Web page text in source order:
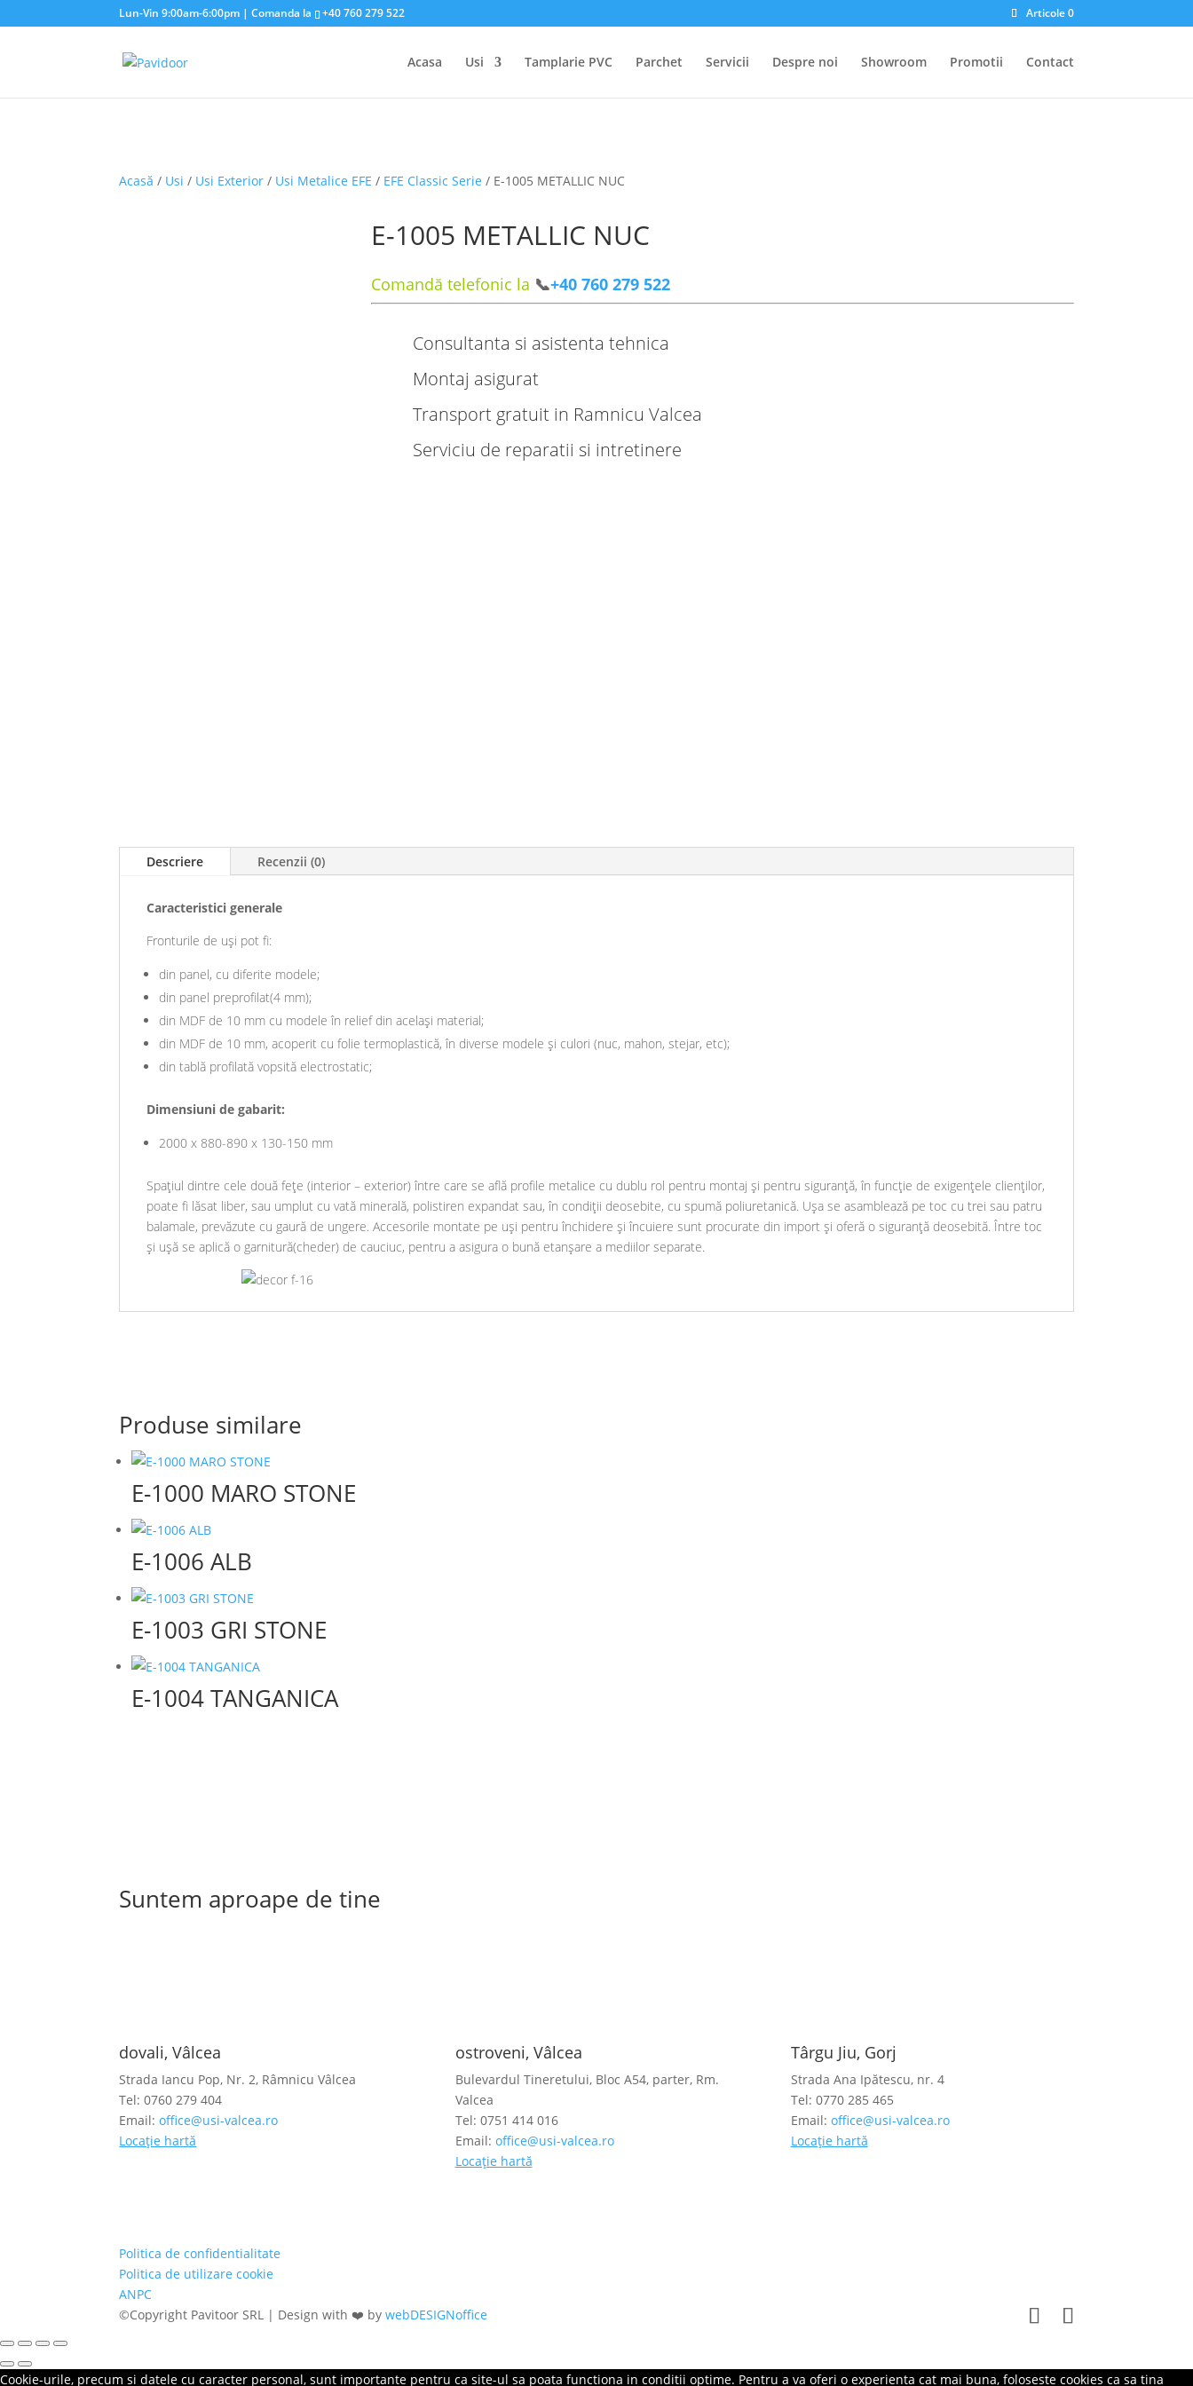
Lun-Vin 9:00am-6:00pm | Comanda la +40 760 279 522 Articole 0
Acasa Usi Tamplarie PVC Parchet Servicii Despre noi Showroom Promotii Contact
Acasă / Usi / Usi Exterior / Usi Metalice EFE / EFE Classic Serie / E-1005 METALLIC NUC
E-1005 METALLIC NUC
Comandă telefonic la 📞+40 760 279 522
Consultanta si asistenta tehnica
Montaj asigurat
Transport gratuit in Ramnicu Valcea
Serviciu de reparatii si intretinere
Descriere Recenzii (0)
Caracteristici generale
Fronturile de uși pot fi:
din panel, cu diferite modele;
din panel preprofilat(4 mm);
din MDF de 10 mm cu modele în relief din același material;
din MDF de 10 mm, acoperit cu folie termoplastică, în diverse modele și culori (nuc, mahon, stejar, etc);
din tablă profilată vopsită electrostatic;
Dimensiuni de gabarit:
2000 x 880-890 x 130-150 mm
Spațiul dintre cele două fețe (interior – exterior) între care se află profile metalice cu dublu rol pentru montaj și pentru siguranță, în funcție de exigențele clienților,
poate fi lăsat liber, sau umplut cu vată minerală, polistiren expandat sau, în condiții deosebite, cu spumă poliuretanică. Ușa se asamblează pe toc cu trei sau patru
balamale, prevăzute cu gaură de ungere. Accesorile montate pe uși pentru închidere și încuiere sunt procurate din import și oferă o siguranță deosebită. Între toc
și ușă se aplică o garnitură(cheder) de cauciuc, pentru a asigura o bună etanșare a mediilor separate.
Produse similare
E-1000 MARO STONE
E-1006 ALB
E-1003 GRI STONE
E-1004 TANGANICA
Suntem aproape de tine
dovali, Vâlcea
Strada Iancu Pop, Nr. 2, Râmnicu Vâlcea
Tel: 0760 279 404
Email:office@usi-valcea.ro
Locație hartă
ostroveni, Vâlcea
Bulevardul Tineretului, Bloc A54, parter, Rm.
Valcea
Tel: 0751 414 016
Email: office@usi-valcea.ro
Locație hartă
Târgu Jiu, Gorj
Strada Ana Ipătescu, nr. 4
Tel: 0770 285 465
Email: office@usi-valcea.ro
Locație hartă
Politica de confidentialitate
Politica de utilizare cookie
ANPC
©Copyright Pavitoor SRL | Design with ❤️ bywebDESIGNoffice
Cookie-urile, precum si datele cu caracter personal, sunt importante pentru ca site-ul sa poata functiona in conditii optime. Pentru a va oferi o experienta cat mai buna, foloseste cookies ca sa tina